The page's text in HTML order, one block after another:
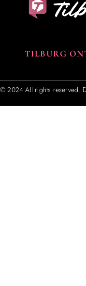
TILBURG
© 2024 All rights reserved.